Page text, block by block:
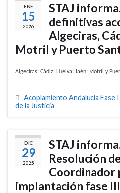
ENE
15
2026
STAJ
definitivas
Algeciras,
Motril y Puerto
Algeciras: Cádiz: Huelva: Jaén: Motril y
Acoplamiento Andalucía Fase
de la Justicia
DIC
29
2025
STAJ
Resolución
Coordinador
implantación fase III